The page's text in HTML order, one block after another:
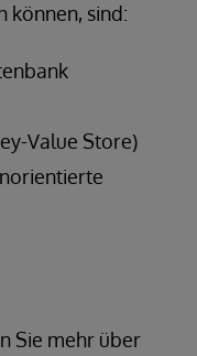
können, sind:
Value Store)
Sie mehr über